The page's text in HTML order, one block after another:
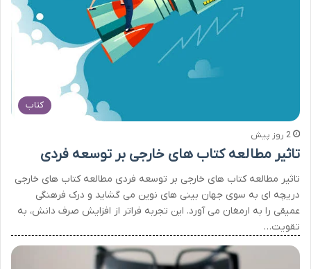
کتاب
2 روز پیش
تاثیر مطالعه کتاب های خارجی بر توسعه فردی
تاثیر مطالعه کتاب های خارجی بر توسعه فردی مطالعه کتاب های خارجی
دریچه ای به سوی جهان بینی های نوین می گشاید و درک فرهنگی
عمیقی را به ارمغان می آورد. این تجربه فراتر از افزایش صرف دانش، به
تقویت…